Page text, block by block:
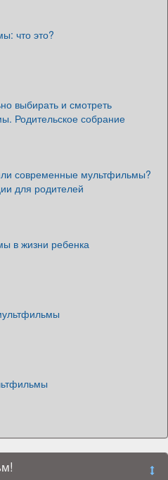
что это?
выбирать и смотреть
Родительское собрание
современные мультфильмы?
для родителей
в жизни ребенка